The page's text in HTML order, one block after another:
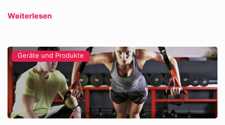
Weiterlesen
Geräte und Produkte